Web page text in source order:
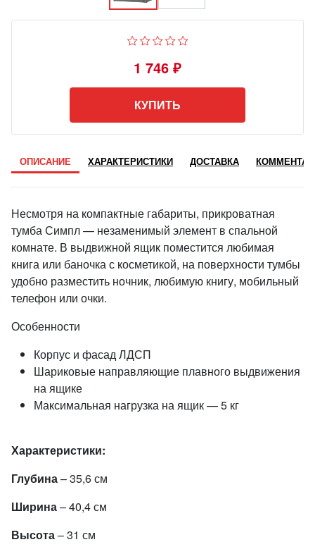
1 746 ₽
КУПИТЬ
ОПИСАНИЕ ХАРАКТЕРИСТИКИ ДОСТАВКА
Несмотря на компактные габариты, прикроватная
тумба Симпл — незаменимый элемент в спальной
комнате. В выдвижной ящик поместится любимая
книга или баночка с косметикой, на поверхности тумбы
удобно разместить ночник, любимую книгу, мобильный
телефон или очки.
Особенности
Корпус и фасад ЛДСП
Шариковые направляющие плавного выдвижения
на ящике
Максимальная нагрузка на ящик — 5 кг
Характеристики:
Глубина– 35,6 см
Ширина– 40,4 см
Высота– 31 см